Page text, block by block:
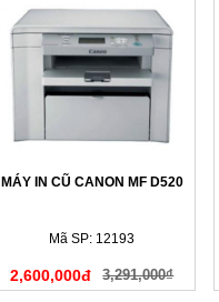
MÁY IN CŨ CANON MF D520
Mã SP: 12193
2,600,000đ 3,291,000₫